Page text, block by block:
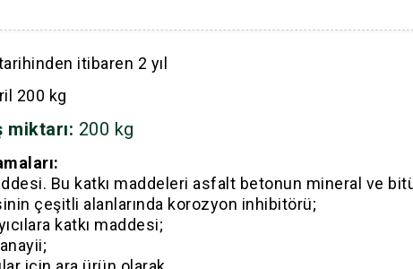
Bu katkı maddeleri asfalt betonun mineral ve
çeşitli alanlarında korozyon inhibitörü;
katkı maddesi;
miktarı: 200 kg
200 kg
itibaren 2 yıl